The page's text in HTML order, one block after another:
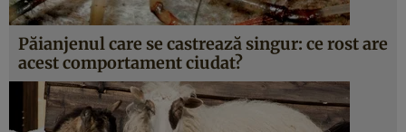
Păianjenul care se castrează singur: ce rost are
acest comportament ciudat?